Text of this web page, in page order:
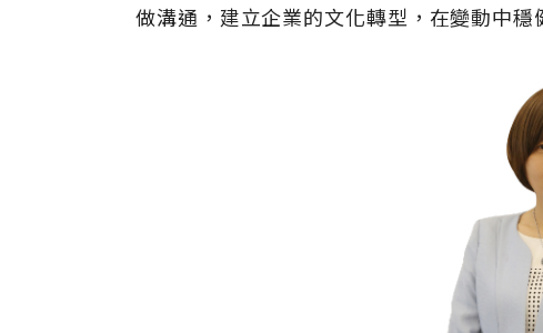
做溝通，建立企業的文化轉型，在變動中穩